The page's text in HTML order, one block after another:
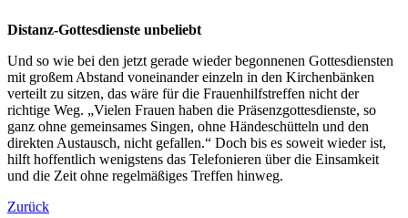
Distanz-Gottesdienste unbeliebt
Und so wie bei den jetzt gerade wieder begonnenen Gottesdiensten
mit großem Abstand voneinander einzeln in den Kirchenbänken
verteilt zu sitzen, das wäre für die Frauenhilfstreffen nicht der
richtige Weg. „Vielen Frauen haben die Präsenzgottesdienste, so
ganz ohne gemeinsames Singen, ohne Händeschütteln und den
direkten Austausch, nicht gefallen.“ Doch bis es soweit wieder ist,
hilft hoffentlich wenigstens das Telefonieren über die Einsamkeit
und die Zeit ohne regelmäßiges Treffen hinweg.
Zurück